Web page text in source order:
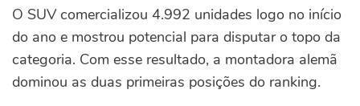
O SUV comercializou 4.992 unidades logo no início
do ano e mostrou potencial para disputar o topo da
categoria. Com esse resultado, a montadora alemã
dominou as duas primeiras posições do ranking.